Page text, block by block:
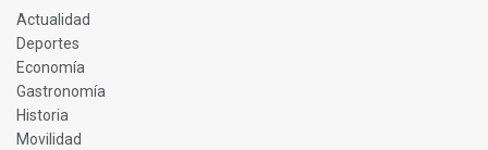
Actualidad
Deportes
Economía
Gastronomía
Historia
Movilidad